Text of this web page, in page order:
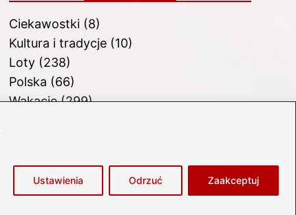
Ustawienia Odrzuć Zaakceptuj
Ciekawostki(8)
Kultura i tradycje(10)
Loty(238)
Polska (66)
Wakacje(299)